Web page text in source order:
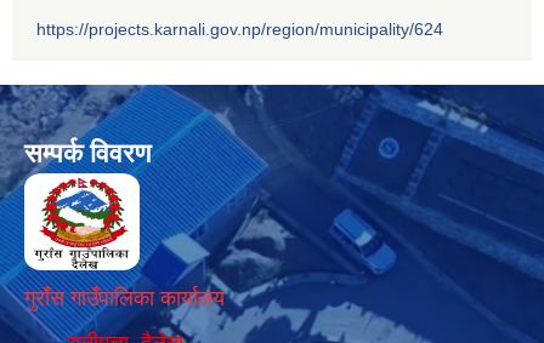
https://projects.karnali.gov.np/region/municipality/624
सम्पर्क विवरण
गुराँस गाउँपालिका कार्यालय